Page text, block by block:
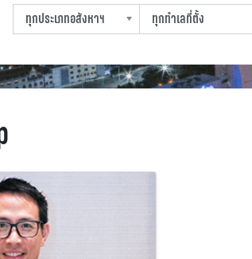
ทุกประเภทอสังหาฯ
ทุกประเภทอสังหาฯ
ทุกทำเลที่ตั้ง
ทุกทำเลที่ตั้ง
ทุกสถานีรถไฟฟ้า
ทุกช่วงราคา